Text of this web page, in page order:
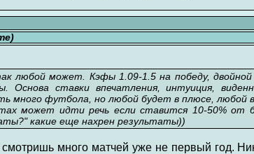
любой может. Кэфы 1.09-1.5 на победу,
Основа ставки впечатления, интуиция,
много футбола, но любой будет в плюсе, любой
может идти речь если ставится 10-50% от
какие еще нахрен результаты))
много матчей уже не первый год.